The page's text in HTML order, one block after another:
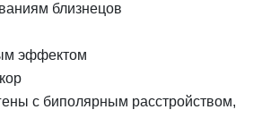
близнецов
эффектом
с биполярным расстройством,